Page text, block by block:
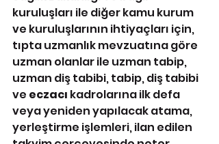
kuruluşları ile diğer kamu kurum
ve kuruluşlarının ihtiyaçları için,
tıpta uzmanlık mevzuatına göre
uzman olanlar ile uzman tabip,
uzman diş tabibi, tabip, diş tabibi
ve eczacı kadrolarına ilk defa
veya yeniden yapılacak atama,
yerleştirme işlemleri, ilan edilen